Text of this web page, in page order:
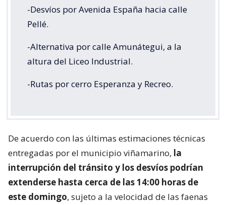
-Desvíos por Avenida España hacia calle
Pellé.
-Alternativa por calle Amunátegui, a la
altura del Liceo Industrial.
-Rutas por cerro Esperanza y Recreo.
De acuerdo con las últimas estimaciones técnicas
entregadas por el municipio viñamarino, la
interrupción del tránsito y los desvíos podrían
extenderse hasta cerca de las 14:00 horas de
este domingo, sujeto a la velocidad de las faenas